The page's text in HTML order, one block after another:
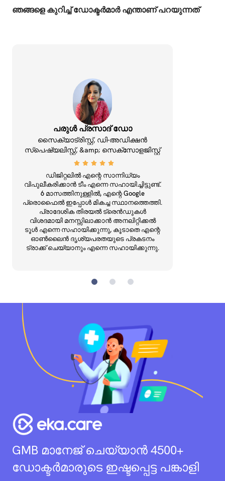
ഞങ്ങളെ കുറിച്ച് ഡോക്ടർമാർ എന്താണ് പറയുന്നത്
പരുൾ പ്രസാദ് ഡോ
സൈക്യാട്രിസ്റ്റ്, ഡി-അഡിക്ഷൻ
സ്പെഷ്യലിസ്റ്റ്, &amp; സെക്സോളജിസ്റ്റ്
ഡിജിറ്റലിൽ എന്റെ സാന്നിധ്യം
വിപുലീകരിക്കാൻ ടീം എന്നെ സഹായിച്ചിട്ടുണ്ട്.
6 മാസത്തിനുള്ളിൽ, എന്റെ Google
പ്രൊഫൈൽ ഇപ്പോൾ മികച്ച സ്ഥാനത്തെത്തി.
പ്രാദേശിക തിരയൽ ട്രെൻഡുകൾ
വിശദമായി മനസ്സിലാക്കാൻ അനലിറ്റിക്കൽ
ടൂൾ എന്നെ സഹായിക്കുന്നു, കൂടാതെ എന്റെ
ഓൺലൈൻ ദൃശ്യപരതയുടെ പ്രകടനം
ട്രാക്ക് ചെയ്യാനും എന്നെ സഹായിക്കുന്നു.
GMB മാനേജ് ചെയ്യാൻ 4500+
ഡോക്ടർമാരുടെ ഇഷ്ടപ്പെട്ട പങ്കാളി